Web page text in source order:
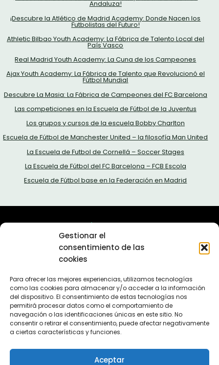
Gestionar el
consentimiento de las
cookies
Para ofrecer las mejores experiencias, utilizamos tecnologías
como las cookies para almacenar y/o acceder a la información
del dispositivo. El consentimiento de estas tecnologías nos
permitirá procesar datos como el comportamiento de
navegación o las identificaciones únicas en este sitio. No
consentir o retirar el consentimiento, puede afectar negativamente
a ciertas características y funciones.
Aceptar
Andaluza!
¡Descubre la Atlético de Madrid Academy: Donde Nacen los
Futbolistas del Futuro!
Athletic Bilbao Youth Academy: La Fábrica de Talento Local del
País Vasco
Real Madrid Youth Academy: La Cuna de los Campeones
Ajax Youth Academy: La Fábrica de Talento que Revolucionó el
Fútbol Mundial
Descubre La Masia: La Fábrica de Campeones del FC Barcelona
Las competiciones en la Escuela de Fútbol de la Juventus
Los grupos y cursos de la escuela Bobby Charlton
Escuela de Fútbol de Manchester United – la filosofía Man United
La Escuela de Futbol de Cornellá – Soccer Stages
La Escuela de Fútbol del FC Barcelona – FCB Escola
Escuela de Fútbol base en la Federación en Madrid
Sobre nosotros
Política de privacidad
Política de cookies (UE)
Contacta con nosotros
En 2011 lanzamos el proyecto Escuelas de Fútbol. Más de
10 años después seguimos aquí, ofreciendole la mejor
información sobre escuelas de fútbol.